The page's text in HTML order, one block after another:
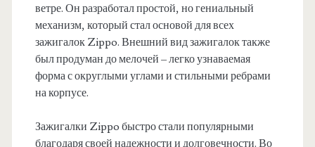
ветре. Он разработал простой, но гениальный
механизм, который стал основой для всех
зажигалок Zippo. Внешний вид зажигалок также
был продуман до мелочей – легко узнаваемая
форма с округлыми углами и стильными ребрами
на корпусе.
Зажигалки Zippo быстро стали популярными
благодаря своей надежности и долговечности. Во